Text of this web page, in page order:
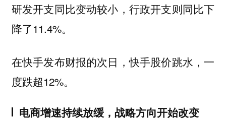
研发开支同比变动较小，行政开支则同比下
降了11.4%。
在快手发布财报的次日，快手股价跳水，一
度跌超12%。
电商增速持续放缓，战略方向开始改变